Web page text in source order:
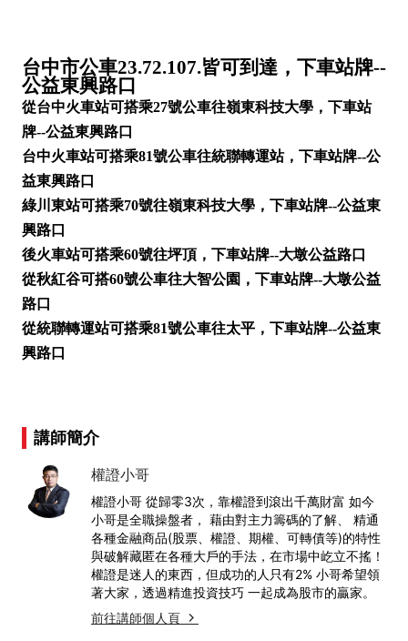
台中市公車23.72.107.皆可到達，下車站牌--
公益東興路口
從台中火車站可搭乘27號公車往嶺東科技大學，下車站
牌--公益東興路口
台中火車站可搭乘81號公車往統聯轉運站，下車站牌--公
益東興路口
綠川東站可搭乘70號往嶺東科技大學，下車站牌--公益東
興路口
後火車站可搭乘60號往坪頂，下車站牌--大墩公益路口
從秋紅谷可搭60號公車往大智公園，下車站牌--大墩公益
路口
從統聯轉運站可搭乘81號公車往太平，下車站牌--公益東
興路口
講師簡介
權證小哥
權證小哥 從歸零3次，靠權證到滾出千萬財富 如今
小哥是全職操盤者， 藉由對主力籌碼的了解、 精通
各種金融商品(股票、權證、期權、可轉債等)的特性
與破解藏匿在各種大戶的手法，在市場中屹立不搖！
權證是迷人的東西，但成功的人只有2% 小哥希望領
著大家，透過精進投資技巧 一起成為股市的贏家。
前往講師個人頁